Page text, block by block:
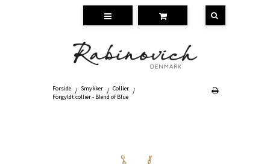
Forside / Smykker / Collier /
Forgyldt collier - Blend of Blue